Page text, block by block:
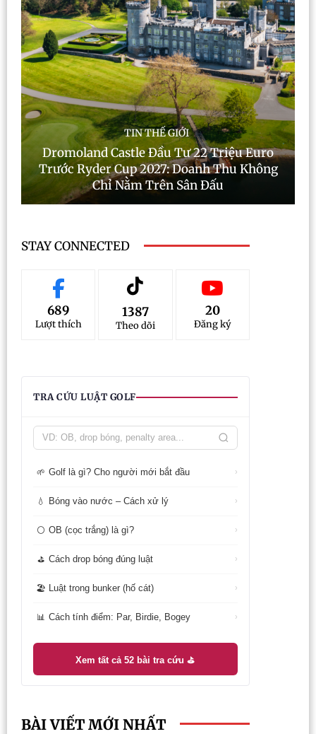
TIN THẾ GIỚI
Dromoland Castle Đầu Tư 22 Triệu Euro
Trước Ryder Cup 2027: Doanh Thu Không
Chỉ Nằm Trên Sân Đấu
STAY CONNECTED
689
Lượt thích
1387
Theo dõi
20
Đăng ký
TRA CỨU LUẬT GOLF
🌱 Golf là gì? Cho người mới bắt đầu ›
💧 Bóng vào nước – Cách xử lý ›
⚪ OB (cọc trắng) là gì? ›
⛳ Cách drop bóng đúng luật ›
🏖️ Luật trong bunker (hố cát) ›
📊 Cách tính điểm: Par, Birdie, Bogey ›
Xem tất cả 52 bài tra cứu ⛳
BÀI VIẾT MỚI NHẤT